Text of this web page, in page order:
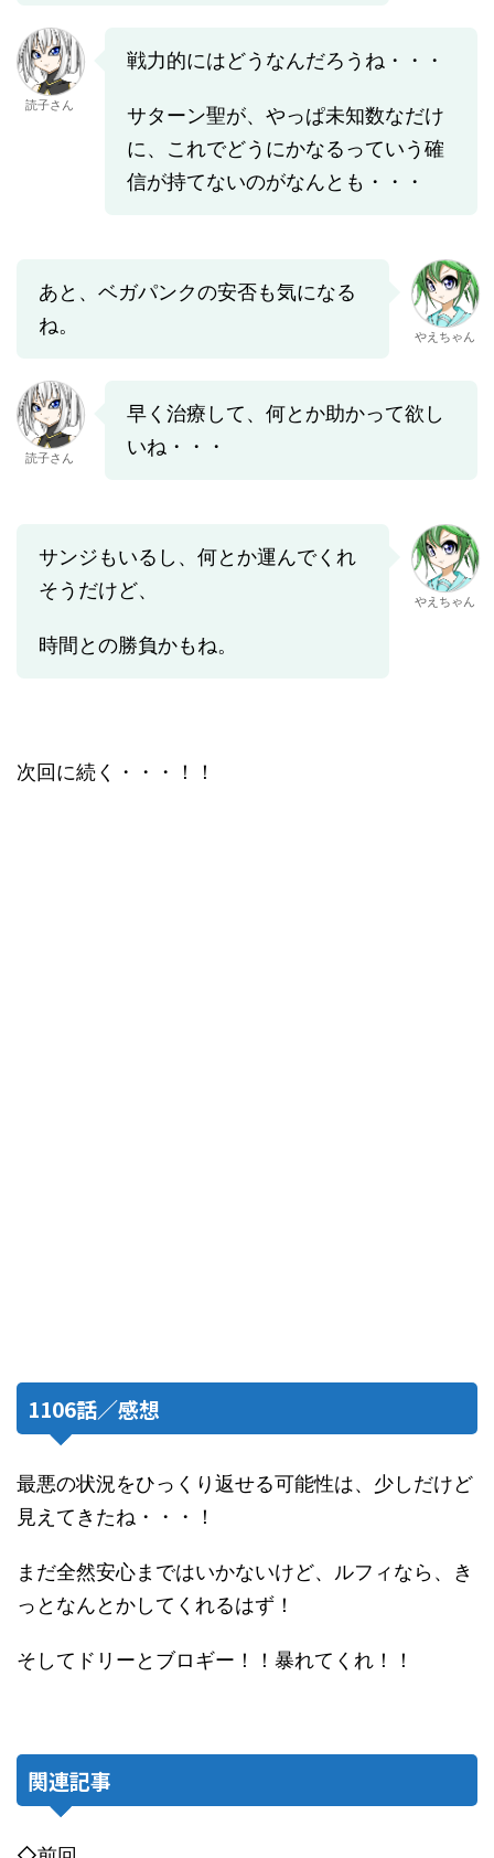
読子さん
戦力的にはどうなんだろうね・・・
サターン聖が、やっぱ未知数なだけ
に、これでどうにかなるっていう確
信が持てないのがなんとも・・・
あと、ベガパンクの安否も気になる
ね。
やえちゃん
読子さん
早く治療して、何とか助かって欲し
いね・・・
サンジもいるし、何とか運んでくれ
そうだけど、
時間との勝負かもね。
やえちゃん
次回に続く・・・！！
1106話／感想
最悪の状況をひっくり返せる可能性は、少しだけど
見えてきたね・・・！
まだ全然安心まではいかないけど、ルフィなら、き
っとなんとかしてくれるはず！
そしてドリーとブロギー！！暴れてくれ！！
関連記事